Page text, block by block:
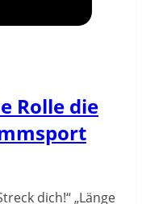
Rolle die
dich!“ „Länge